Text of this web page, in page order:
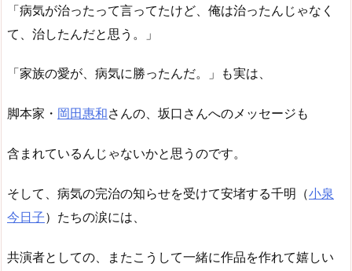
「病気が治ったって言ってたけど、俺は治ったんじゃなく
て、治したんだと思う。」
「家族の愛が、病気に勝ったんだ。」も実は、
脚本家・ 岡田惠和さんの、坂口さんへのメッセージも
含まれているんじゃないかと思うのです。
そして、病気の完治の知らせを受けて安堵する千明（小泉
今日子）たちの涙には、
共演者としての、またこうして一緒に作品を作れて嬉しい